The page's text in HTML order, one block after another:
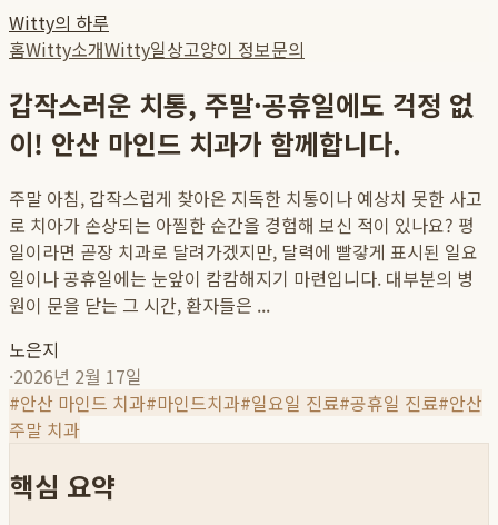
Witty의 하루
홈Witty소개Witty일상고양이 정보문의
갑작스러운 치통, 주말·공휴일에도 걱정 없
이! 안산 마인드 치과가 함께합니다.
주말 아침, 갑작스럽게 찾아온 지독한 치통이나 예상치 못한 사고
로 치아가 손상되는 아찔한 순간을 경험해 보신 적이 있나요? 평
일이라면 곧장 치과로 달려가겠지만, 달력에 빨갛게 표시된 일요
일이나 공휴일에는 눈앞이 캄캄해지기 마련입니다. 대부분의 병
원이 문을 닫는 그 시간, 환자들은 ...
노은지
·2026년 2월 17일
#안산 마인드 치과#마인드치과#일요일 진료#공휴일 진료#안산
주말 치과
핵심 요약